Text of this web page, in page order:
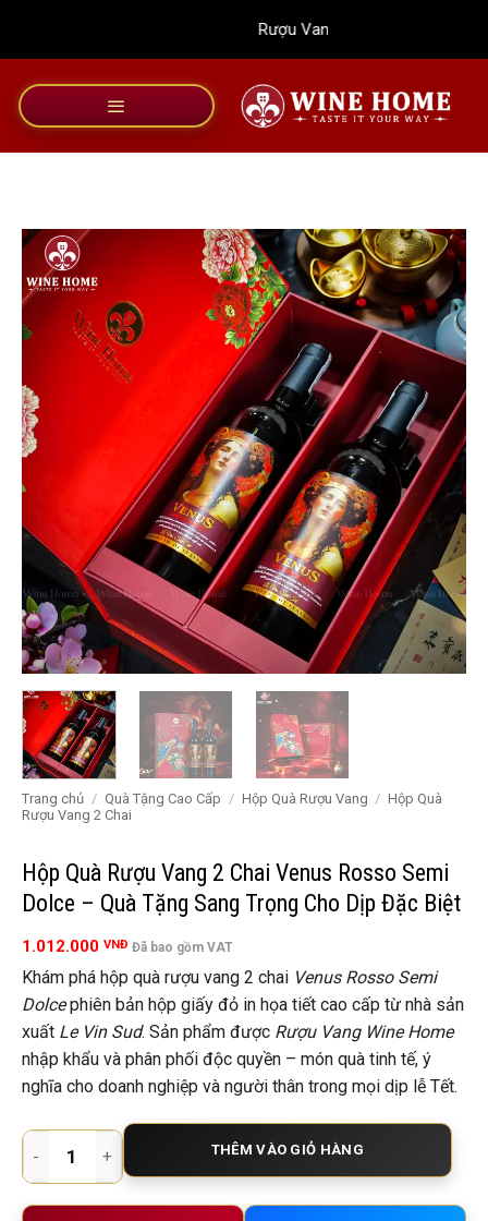
dung
Rượu Vang Wine Home
Trang chủ / Quà Tặng Cao Cấp / Hộp Quà Rượu Vang / Hộp Quà
Rượu Vang 2 Chai
Hộp Quà Rượu Vang 2 Chai Venus Rosso Semi
Dolce – Quà Tặng Sang Trọng Cho Dịp Đặc Biệt
1.012.000 VNĐ Đã bao gồm VAT
Khám phá hộp quà rượu vang 2 chai Venus Rosso Semi
Dolcephiên bản hộp giấy đỏ in họa tiết cao cấp từ nhà sản
xuất Le Vin Sud. Sản phẩm được Rượu Vang Wine Home
nhập khẩu và phân phối độc quyền – món quà tinh tế, ý
nghĩa cho doanh nghiệp và người thân trong mọi dịp lễ Tết.
Hộp Quà Rượu Vang 2 Chai Venus Rosso Semi Dolce – Quà
THÊM VÀO GIỎ HÀNG